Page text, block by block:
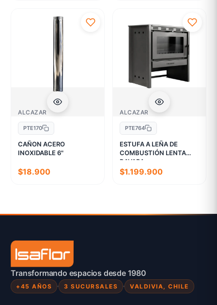
ALCAZAR
PTE170
CAÑON ACERO
INOXIDABLE 6"
$18.900
ALCAZAR
PTE764
ESTUFA A LEÑA DE
COMBUSTIÓN LENTA
BAVARA
$1.199.900
Transformando espacios desde 1980
+45 AÑOS 3 SUCURSALES VALDIVIA, CHILE